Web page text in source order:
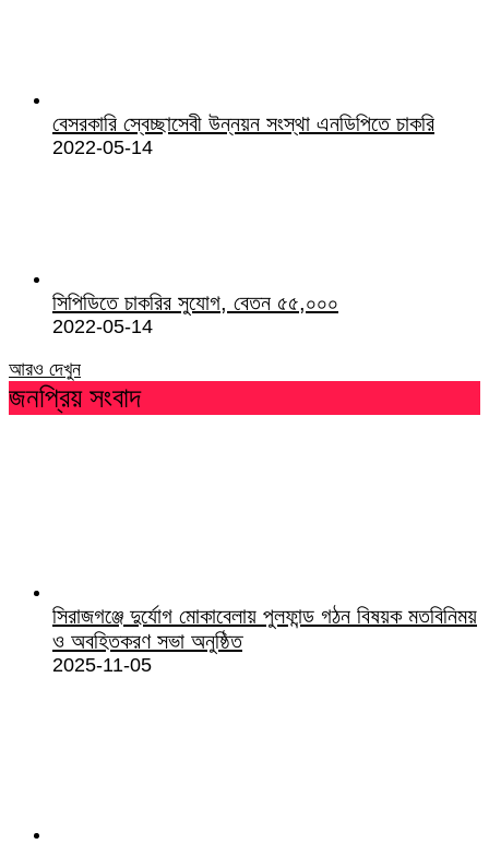
বেসরকারি স্বেচ্ছাসেবী উন্নয়ন সংস্থা এনডিপিতে চাকরি
2022-05-14
সিপিডিতে চাকরির সুযোগ, বেতন ৫৫,০০০
2022-05-14
আরও দেখুন
জনপ্রিয় সংবাদ
সিরাজগঞ্জে দুর্যোগ মোকাবেলায় পুলফান্ড গঠন বিষয়ক মতবিনিময়
ও অবহিতকরণ সভা অনুষ্ঠিত
2025-11-05